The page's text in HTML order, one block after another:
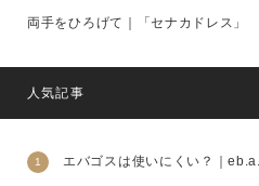
両手をひろげて｜「セナカドレス」
人気記事
エバゴスは使いにくい？｜